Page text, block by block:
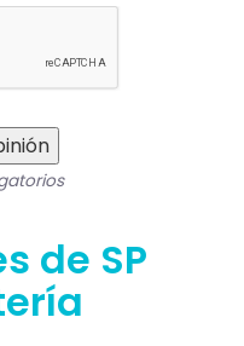
de SP